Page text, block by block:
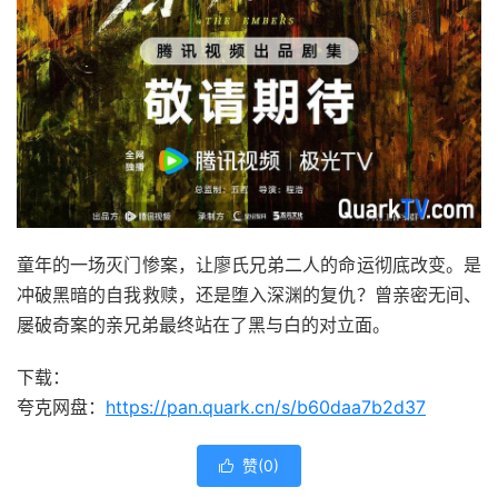
童年的一场灭门惨案，让廖氏兄弟二人的命运彻底改变。是
冲破黑暗的自我救赎，还是堕入深渊的复仇？曾亲密无间、
屡破奇案的亲兄弟最终站在了黑与白的对立面。
下载：
夸克网盘： https://pan.quark.cn/s/b60daa7b2d37
 赞(0)